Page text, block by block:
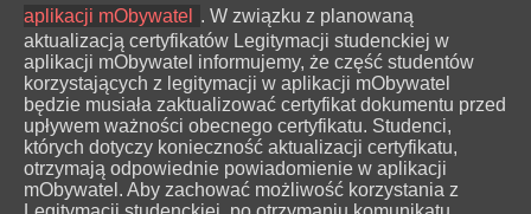
aplikacji mObywatel
. W związku z planowaną
aktualizacją certyfikatów Legitymacji studenckiej w
aplikacji mObywatel informujemy, że część studentów
korzystających z legitymacji w aplikacji mObywatel
będzie musiała zaktualizować certyfikat dokumentu przed
upływem ważności obecnego certyfikatu. Studenci,
których dotyczy konieczność aktualizacji certyfikatu,
otrzymają odpowiednie powiadomienie w aplikacji
mObywatel. Aby zachować możliwość korzystania z